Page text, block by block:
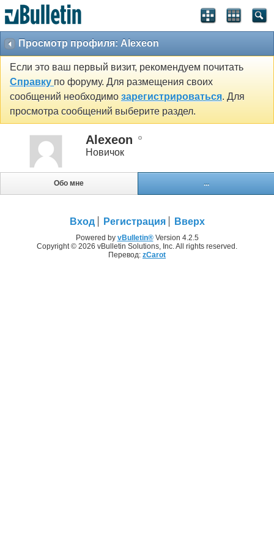
Просмотр профиля: Alexeon
Если это ваш первый визит, рекомендуем почитать
Справку по форуму. Для размещения своих
сообщений необходимо зарегистрироваться. Для
просмотра сообщений выберите раздел.
Alexeon
Новичок
Обо мне ...
Вход Регистрация Вверх
Powered by vBulletin®Version 4.2.5
Copyright © 2026 vBulletin Solutions, Inc. All rights reserved.
Перевод: zCarot